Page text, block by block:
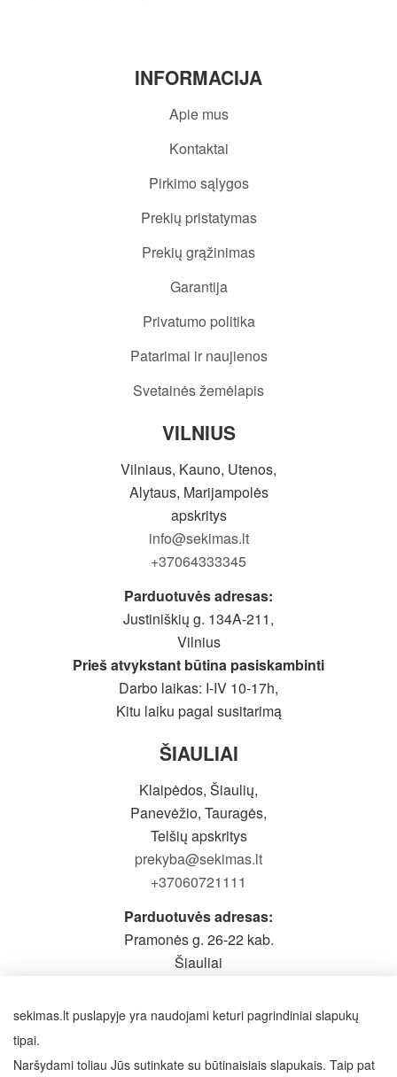
INFORMACIJA
Apie mus
Kontaktai
Pirkimo sąlygos
Prekių pristatymas
Prekių grąžinimas
Garantija
Privatumo politika
Patarimai ir naujienos
Svetainės žemėlapis
VILNIUS
Vilniaus, Kauno, Utenos,
Alytaus, Marijampolės
apskritys
info@sekimas.lt
+37064333345
Parduotuvės adresas:
Justiniškių g. 134A-211,
Vilnius
Prieš atvykstant būtina pasiskambinti
Darbo laikas: I-IV 10-17h,
Kitu laiku pagal susitarimą
ŠIAULIAI
Klaipėdos, Šiaulių,
Panevėžio, Tauragės,
Telšių apskritys
prekyba@sekimas.lt
+37060721111
Parduotuvės adresas:
Pramonės g. 26-22 kab.
Šiauliai
Darbo laikas: I-V 9-19h,
sekimas.lt puslapyje yra naudojami keturi pagrindiniai slapukų
tipai.
Naršydami toliau Jūs sutinkate su būtinaisiais slapukais. Taip pat